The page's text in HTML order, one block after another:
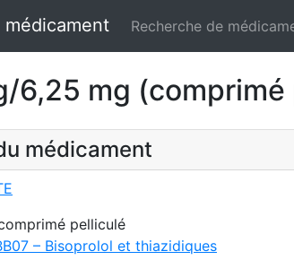
médicament Recherche de
6,25 mg
médicament
pelliculé
– Bisoprolol et thiazidiques